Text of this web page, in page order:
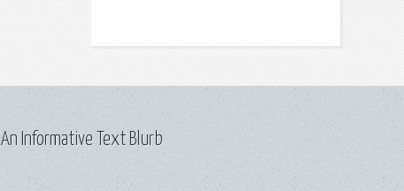
An Informative Text Blurb